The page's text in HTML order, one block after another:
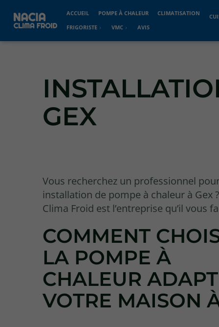
ACCUEIL POMPE À CHALEUR CLIMATISATION
FRIGORISTE VMC AVIS
GEX
Vous recherchez un professionnel
installation de pompe à chaleur à Gex
Clima Froid est l’entreprise qu’il vous
COMMENT
LA POMPE À
CHALEUR
VOTRE MAISON